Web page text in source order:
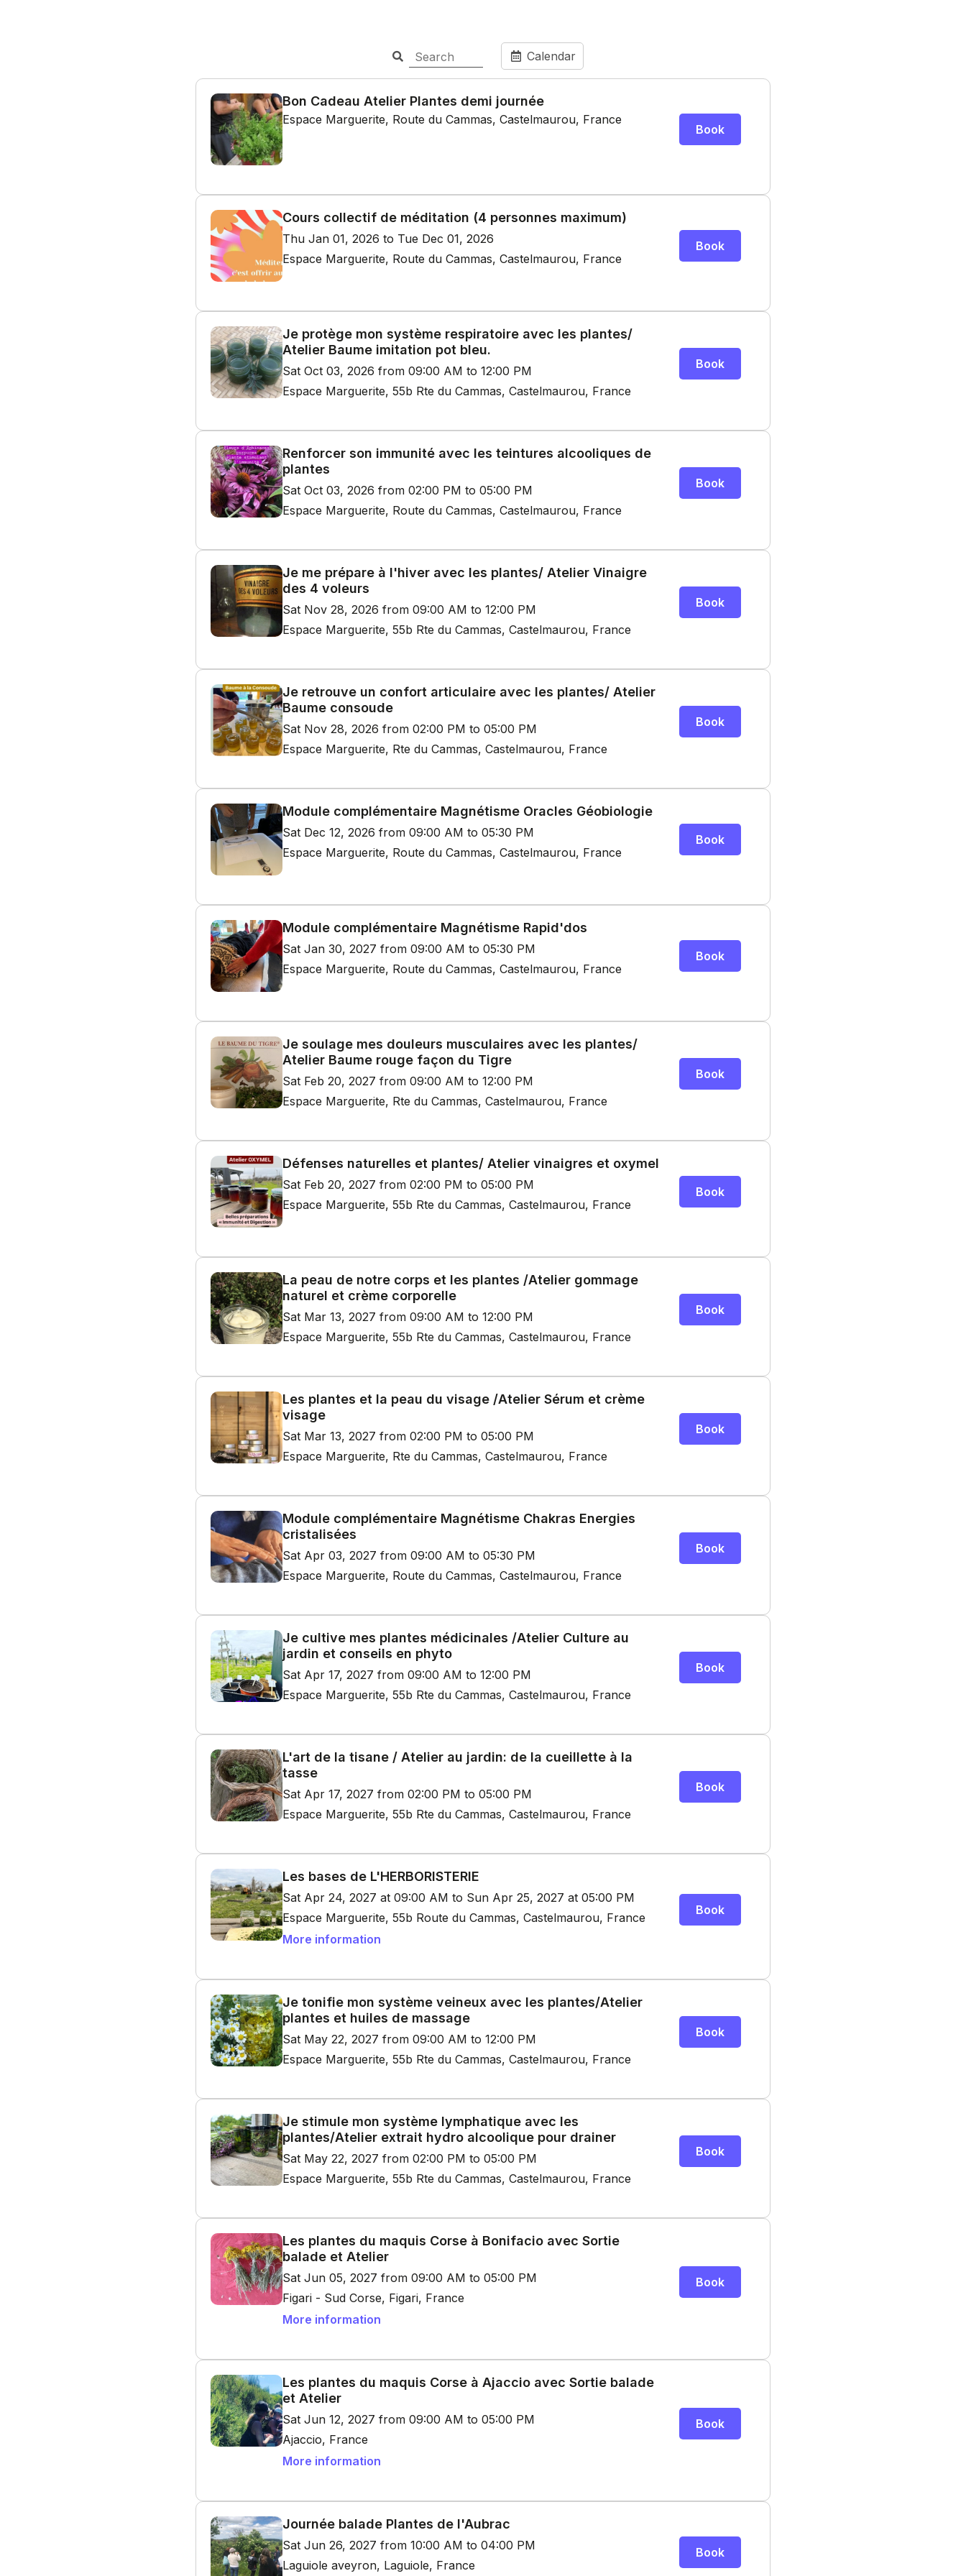
Calendar
Bon Cadeau Atelier Plantes demi journée
Espace Marguerite, Route du Cammas, Castelmaurou, France
Book
Cours collectif de méditation (4 personnes maximum)
Thu Jan 01, 2026 to Tue Dec 01, 2026
Espace Marguerite, Route du Cammas, Castelmaurou, France
Book
Je protège mon système respiratoire avec les plantes/
Atelier Baume imitation pot bleu.
Sat Oct 03, 2026 from 09:00 AM to 12:00 PM
Espace Marguerite, 55b Rte du Cammas, Castelmaurou, France
Book
Renforcer son immunité avec les teintures alcooliques de
plantes
Sat Oct 03, 2026 from 02:00 PM to 05:00 PM
Espace Marguerite, Route du Cammas, Castelmaurou, France
Book
Je me prépare à l'hiver avec les plantes/ Atelier Vinaigre
des 4 voleurs
Sat Nov 28, 2026 from 09:00 AM to 12:00 PM
Espace Marguerite, 55b Rte du Cammas, Castelmaurou, France
Book
Je retrouve un confort articulaire avec les plantes/ Atelier
Baume consoude
Sat Nov 28, 2026 from 02:00 PM to 05:00 PM
Espace Marguerite, Rte du Cammas, Castelmaurou, France
Book
Module complémentaire Magnétisme Oracles Géobiologie
Sat Dec 12, 2026 from 09:00 AM to 05:30 PM
Espace Marguerite, Route du Cammas, Castelmaurou, France
Book
Module complémentaire Magnétisme Rapid'dos
Sat Jan 30, 2027 from 09:00 AM to 05:30 PM
Espace Marguerite, Route du Cammas, Castelmaurou, France
Book
Je soulage mes douleurs musculaires avec les plantes/
Atelier Baume rouge façon du Tigre
Sat Feb 20, 2027 from 09:00 AM to 12:00 PM
Espace Marguerite, Rte du Cammas, Castelmaurou, France
Book
Défenses naturelles et plantes/ Atelier vinaigres et oxymel
Sat Feb 20, 2027 from 02:00 PM to 05:00 PM
Espace Marguerite, 55b Rte du Cammas, Castelmaurou, France
Book
La peau de notre corps et les plantes /Atelier gommage
naturel et crème corporelle
Sat Mar 13, 2027 from 09:00 AM to 12:00 PM
Espace Marguerite, 55b Rte du Cammas, Castelmaurou, France
Book
Les plantes et la peau du visage /Atelier Sérum et crème
visage
Sat Mar 13, 2027 from 02:00 PM to 05:00 PM
Espace Marguerite, Rte du Cammas, Castelmaurou, France
Book
Module complémentaire Magnétisme Chakras Energies
cristalisées
Sat Apr 03, 2027 from 09:00 AM to 05:30 PM
Espace Marguerite, Route du Cammas, Castelmaurou, France
Book
Je cultive mes plantes médicinales /Atelier Culture au
jardin et conseils en phyto
Sat Apr 17, 2027 from 09:00 AM to 12:00 PM
Espace Marguerite, 55b Rte du Cammas, Castelmaurou, France
Book
L'art de la tisane / Atelier au jardin: de la cueillette à la
tasse
Sat Apr 17, 2027 from 02:00 PM to 05:00 PM
Espace Marguerite, 55b Rte du Cammas, Castelmaurou, France
Book
Les bases de L'HERBORISTERIE
Sat Apr 24, 2027 at 09:00 AM to Sun Apr 25, 2027 at 05:00 PM
Espace Marguerite, 55b Route du Cammas, Castelmaurou, France
More information
Book
Je tonifie mon système veineux avec les plantes/Atelier
plantes et huiles de massage
Sat May 22, 2027 from 09:00 AM to 12:00 PM
Espace Marguerite, 55b Rte du Cammas, Castelmaurou, France
Book
Je stimule mon système lymphatique avec les
plantes/Atelier extrait hydro alcoolique pour drainer
Sat May 22, 2027 from 02:00 PM to 05:00 PM
Espace Marguerite, 55b Rte du Cammas, Castelmaurou, France
Book
Les plantes du maquis Corse à Bonifacio avec Sortie
balade et Atelier
Sat Jun 05, 2027 from 09:00 AM to 05:00 PM
Figari - Sud Corse, Figari, France
More information
Book
Les plantes du maquis Corse à Ajaccio avec Sortie balade
et Atelier
Sat Jun 12, 2027 from 09:00 AM to 05:00 PM
Ajaccio, France
More information
Book
Journée balade Plantes de l'Aubrac
Sat Jun 26, 2027 from 10:00 AM to 04:00 PM
Laguiole aveyron, Laguiole, France
Book